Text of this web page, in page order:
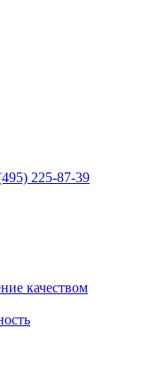
225-87-39
качеством